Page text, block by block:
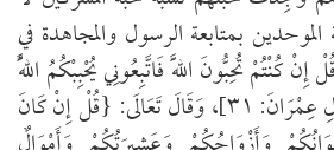
الموحدين بمتابعة الرسول والمجاهدة في
كُنْتُمْ تُحِبُّونَ اللَّهَ فَاتَّبِعُونِي يُحْبِبْكُمُ اللَّهُ
وَيَغْفِرْ لَكُمْ ذُنُوبَكُمْ} [آلِ عِمْرَانَ: ٣١]، وَقَالَ تَعَالَى: {قُلْ إِنْ كَانَ